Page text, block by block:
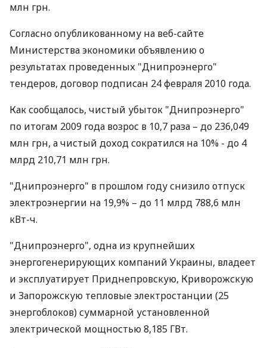
млн грн.
Согласно опубликованному на веб-сайте
Министерства экономики объявлению о
результатах проведенных "Днипроэнерго"
тендеров, договор подписан 24 февраля 2010 года.
Как сообщалось, чистый убыток "Днипроэнерго"
по итогам 2009 года возрос в 10,7 раза – до 236,049
млн грн, а чистый доход сократился на 10% - до 4
млрд 210,71 млн грн.
"Днипроэнерго" в прошлом году снизило отпуск
электроэнергии на 19,9% – до 11 млрд 788,6 млн
кВт-ч.
"Днипроэнерго", одна из крупнейших
энергогенерирующих компаний Украины, владеет
и эксплуатирует Приднепровскую, Криворожскую
и Запорожскую тепловые электростанции (25
энергоблоков) суммарной установленной
электрической мощностью 8,185 ГВт.